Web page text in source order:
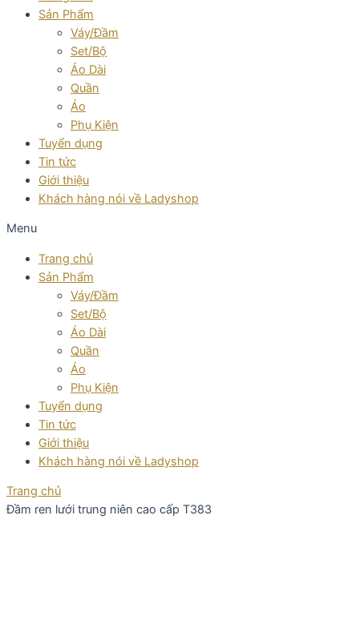
Sản Phẩm
Váy/Đầm
Set/Bộ
Áo Dài
Quần
Áo
Phụ Kiện
Tuyển dụng
Tin tức
Giới thiệu
Khách hàng nói về Ladyshop
Menu
Trang chủ
Sản Phẩm
Váy/Đầm
Set/Bộ
Áo Dài
Quần
Áo
Phụ Kiện
Tuyển dụng
Tin tức
Giới thiệu
Khách hàng nói về Ladyshop
Trang chủ
Đầm ren lưới trung niên cao cấp T383